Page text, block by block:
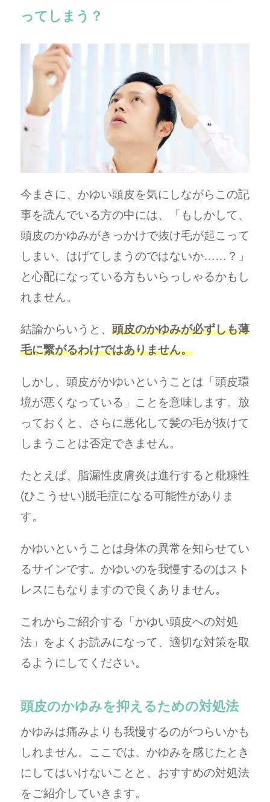
ってしまう？
今まさに、かゆい頭皮を気にしながらこの記
事を読んでいる方の中には、「もしかして、
頭皮のかゆみがきっかけで抜け毛が起こって
しまい、はげてしまうのではないか……？」
と心配になっている方もいらっしゃるかもし
れません。
結論からいうと、 頭皮のかゆみが必ずしも薄
毛に繋がるわけではありません。
しかし、頭皮がかゆいということは「頭皮環
境が悪くなっている」ことを意味します。放
っておくと、さらに悪化して髪の毛が抜けて
しまうことは否定できません。
たとえば、脂漏性皮膚炎は進行すると粃糠性
(ひこうせい)脱毛症になる可能性がありま
す。
かゆいということは身体の異常を知らせてい
るサインです。かゆいのを我慢するのはスト
レスにもなりますので良くありません。
これからご紹介する「かゆい頭皮への対処
法」をよくお読みになって、適切な対策を取
るようにしてください。
頭皮のかゆみを抑えるための対処法
かゆみは痛みよりも我慢するのがつらいかも
しれません。ここでは、かゆみを感じたとき
にしてはいけないことと、おすすめの対処法
をご紹介していきます。